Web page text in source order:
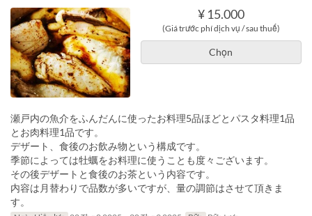
¥ 15.000
(Giá trước phí dịch vụ / sau thuế)
Chọn
瀬戸内の魚介をふんだんに使ったお料理5品ほどとパスタ料理1品
とお肉料理1品です。
デザート、食後のお飲み物という構成です。
季節によっては牡蠣をお料理に使うことも度々ございます。
その後デザートと食後のお茶という内容です。
内容は月替わりで品数が多いですが、量の調節はさせて頂きま
す。